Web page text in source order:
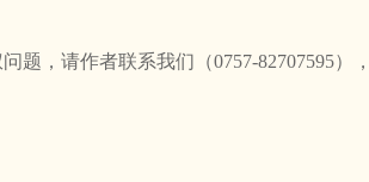
，请作者联系我们（0757-82707595